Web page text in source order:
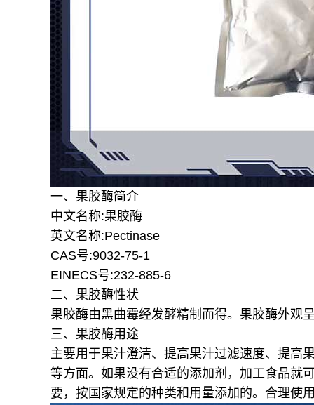
一、果胶酶简介
中文名称:果胶酶
英文名称:Pectinase
CAS号:9032-75-1
EINECS号:232-885-6
二、果胶酶性状
果胶酶由黑曲霉经发酵精制而得。果胶酶外观
三、果胶酶用途
主要用于果汁澄清、提高果汁过滤速度、提高
等方面。如果没有合适的添加剂，加工食品就
要，按国家规定的种类和用量添加的。合理使